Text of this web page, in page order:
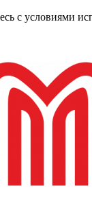
с условиями